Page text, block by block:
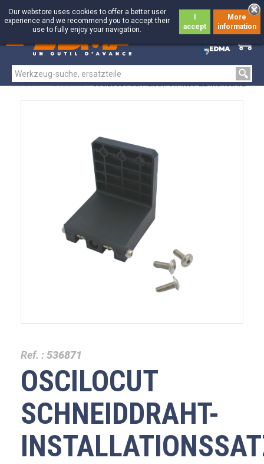
0
0
Our webstore uses cookies to offer a better user
experience and we recommend you to accept their
use to fully enjoy your navigation.
accept
More
information
Startseite > Ersatzteile > OSCILOCUT SCHNEIDDRAHT-INSTALLATIONSSATZ
Ref. :536871
OSCILOCUT
SCHNEIDDRAHT-